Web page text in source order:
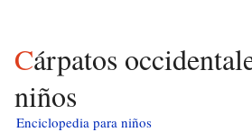
Cárpatos occidentales para
niños
Enciclopedia para niños